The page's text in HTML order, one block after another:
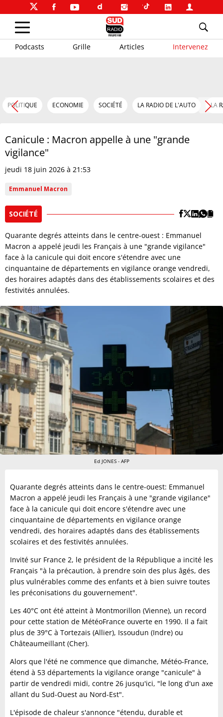
Podcasts Grille Articles Intervenez
POLITIQUE ECONOMIE SOCIÉTÉ LA RADIO DE L'AUTO LA
Canicule : Macron appelle à une "grande
vigilance"
jeudi 18 juin 2026 à 21:53
Emmanuel Macron
SOCIÉTÉ
Quarante degrés atteints dans le centre-ouest : Emmanuel
Macron a appelé jeudi les Français à une "grande vigilance"
face à la canicule qui doit encore s'étendre avec une
cinquantaine de départements en vigilance orange vendredi,
des horaires adaptés dans des établissements scolaires et des
festivités annulées.
Ed JONES - AFP
Quarante degrés atteints dans le centre-ouest: Emmanuel
Macron a appelé jeudi les Français à une "grande vigilance"
face à la canicule qui doit encore s'étendre avec une
cinquantaine de départements en vigilance orange
vendredi, des horaires adaptés dans des établissements
scolaires et des festivités annulées.
Invité sur France 2, le président de la République a incité les
Français "à la précaution, à prendre soin des plus âgés, des
plus vulnérables comme des enfants et à bien suivre toutes
les préconisations du gouvernement".
Les 40°C ont été atteint à Montmorillon (Vienne), un record
pour cette station de MétéoFrance ouverte en 1990. Il a fait
plus de 39°C à Tortezais (Allier), Issoudun (Indre) ou
Châteaumeillant (Cher).
Alors que l'été ne commence que dimanche, Météo-France,
étend à 53 départements la vigilance orange "canicule" à
partir de vendredi midi, contre 26 jusqu'ici, "le long d'un axe
allant du Sud-Ouest au Nord-Est".
L'épisode de chaleur s'annonce "étendu, durable et